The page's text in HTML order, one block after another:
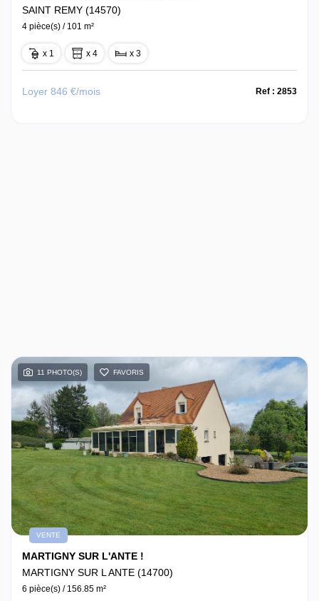
SAINT REMY (14570)
4 pièce(s) / 101 m²
x 1 x 4 x 3
Loyer 846 €/mois Ref : 2853
11 PHOTO(S) FAVORIS
VENTE
MARTIGNY SUR L'ANTE !
MARTIGNY SUR L ANTE (14700)
6 pièce(s) / 156.85 m²